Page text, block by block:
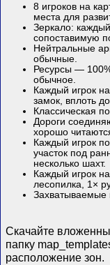
8 игроков на
места для
Зеркало:
сопоставимую
Нейтральные
обычные.
Ресурсы —
обычное.
Каждый игрок
замок, вплоть до
Классическая
Дороги
хорошо
Каждый игрок
участок под
несколько шахт.
Каждый игрок
лесопилка, 1×
Захватываемые
Скачайте
папку
расположение зон.